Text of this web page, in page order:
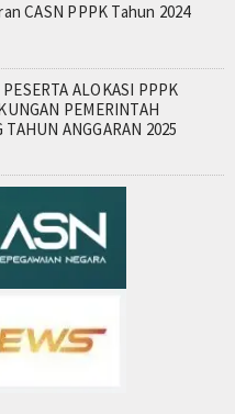
CASN PPPK Tahun 2024
ALOKASI PPPK
PEMERINTAH
ANGGARAN 2025